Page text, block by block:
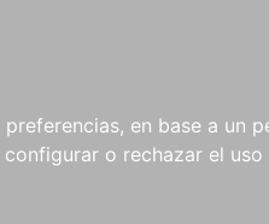
en base a un
o rechazar el
NOVEDADES